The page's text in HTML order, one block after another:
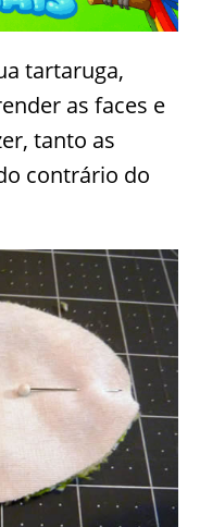
tartaruga,
as faces e
tanto as
contrário do